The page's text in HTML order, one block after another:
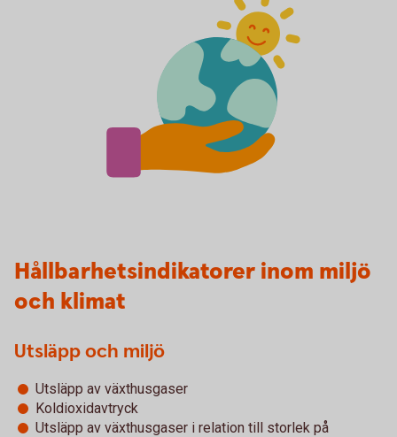
Hållbarhetsindikatorer inom miljö
och klimat
Utsläpp och miljö
Utsläpp av växthusgaser
Koldioxidavtryck
Utsläpp av växthusgaser i relation till storlek på